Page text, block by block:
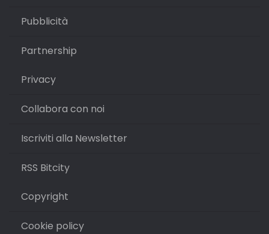
Pubblicità
Partnership
Privacy
Collabora con noi
Iscriviti alla Newsletter
RSS Bitcity
Copyright
Cookie policy